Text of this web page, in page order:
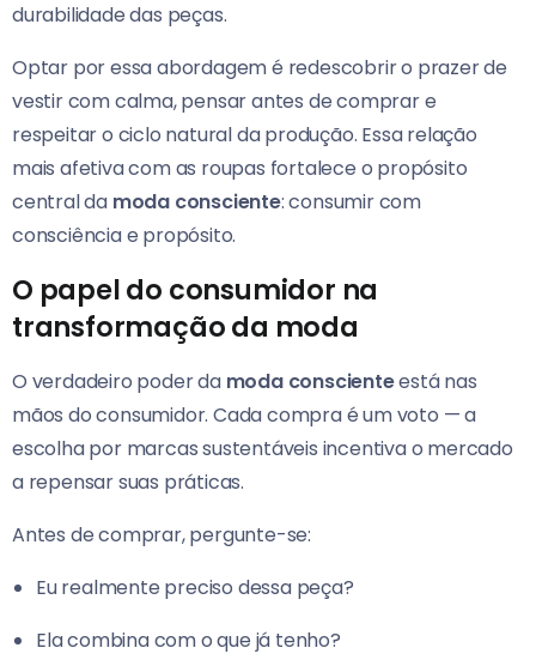
durabilidade das peças.
Optar por essa abordagem é redescobrir o prazer de
vestir com calma, pensar antes de comprar e
respeitar o ciclo natural da produção. Essa relação
mais afetiva com as roupas fortalece o propósito
central da moda consciente: consumir com
consciência e propósito.
O papel do consumidor na
transformação da moda
O verdadeiro poder da moda conscienteestá nas
mãos do consumidor. Cada compra é um voto — a
escolha por marcas sustentáveis incentiva o mercado
a repensar suas práticas.
Antes de comprar, pergunte-se:
Eu realmente preciso dessa peça?
Ela combina com o que já tenho?